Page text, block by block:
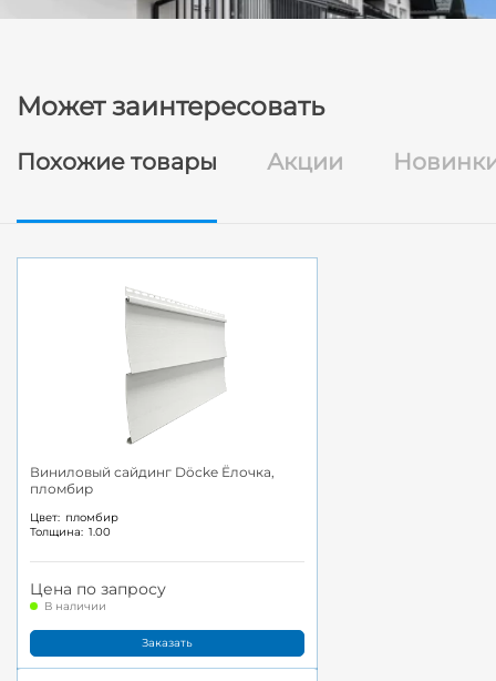
Может заинтересовать
Похожие товары Акции
Виниловый сайдинг Döcke Ёлочка,
пломбир
Цвет: пломбир
Толщина: 1.00
Цена по запросу
В наличии
Заказать